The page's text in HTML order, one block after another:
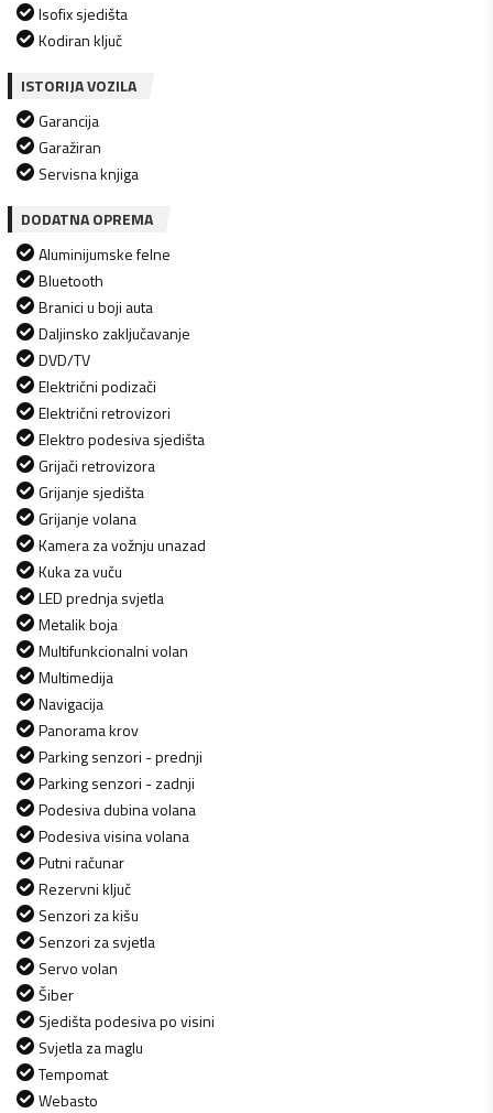
Isofix sjedišta
Kodiran ključ
ISTORIJA VOZILA
Garancija
Garažiran
Servisna knjiga
DODATNA OPREMA
Aluminijumske felne
Bluetooth
Branici u boji auta
Daljinsko zaključavanje
DVD/TV
Električni podizači
Električni retrovizori
Elektro podesiva sjedišta
Grijači retrovizora
Grijanje sjedišta
Grijanje volana
Kamera za vožnju unazad
Kuka za vuču
LED prednja svjetla
Metalik boja
Multifunkcionalni volan
Multimedija
Navigacija
Panorama krov
Parking senzori - prednji
Parking senzori - zadnji
Podesiva dubina volana
Podesiva visina volana
Putni računar
Rezervni ključ
Senzori za kišu
Senzori za svjetla
Servo volan
Šiber
Sjedišta podesiva po visini
Svjetla za maglu
Tempomat
Webasto